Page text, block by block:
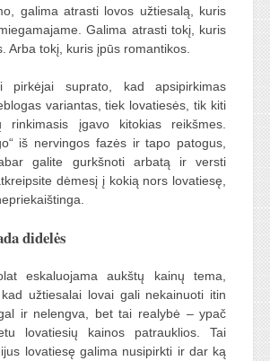
galima atrasti lovos užtiesalą, kuris
Galima atrasti tokį, kuris
Arba tokį, kuris įpūs romantikos.
pirkėjai suprato, kad apsipirkimas
variantas, tiek lovatiesės, tik kiti
įgavo kitokias reikšmes.
iš nervingos fazės ir tapo patogus,
galite gurkšnoti arbatą ir versti
dėmesį į kokią nors lovatiesę,
didelės
eskaluojama aukštų kainų tema,
užtiesalai lovai gali nekainuoti itin
ir nelengva, bet tai realybė – ypač
lovatiesių kainos patrauklios. Tai
lovatiesę galima nusipirkti ir dar ką